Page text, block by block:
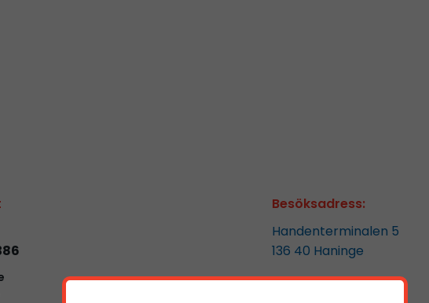
Besöksadress:
Handenterminalen 5
136 40 Haninge